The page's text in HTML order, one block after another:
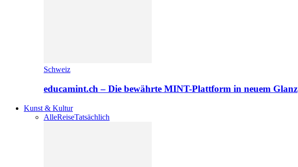
Schweiz
educamint.ch – Die bewährte MINT-Plattform in neuem Glanz
Kunst & Kultur
AlleReiseTatsächlich